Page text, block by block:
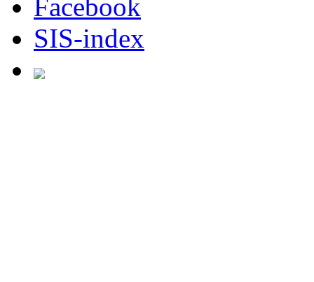
Facebook
SIS-index